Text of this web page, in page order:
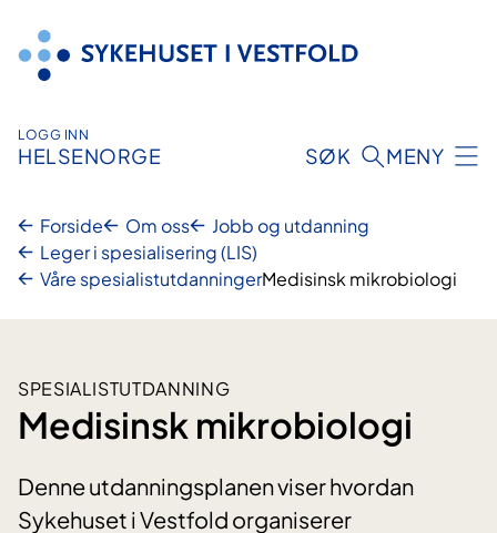
innhold
LOGG INN
HELSENORGE SØK MENY
Forside Om oss
Jobb og utdanning
Leger i spesialisering (LIS)
Våre spesialistutdanningerMedisinsk mikrobiologi
SPESIALISTUTDANNING
Medisinsk mikrobiologi
Denne utdanningsplanen viser hvordan
Sykehuset i Vestfold organiserer